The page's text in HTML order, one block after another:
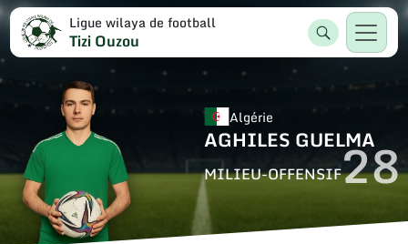
Ligue wilaya de football
Tizi Ouzou
Algérie
AGHILES GUELMA
MILIEU-OFFENSIF28